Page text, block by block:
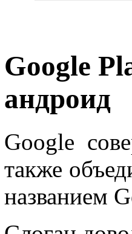
Google
андроид
Google
также
названием